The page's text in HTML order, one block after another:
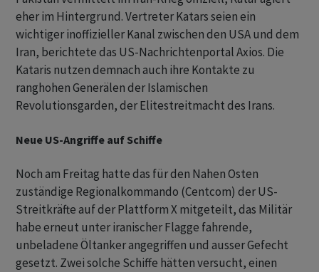
eher im Hintergrund. Vertreter Katars seien ein
wichtiger inoffizieller Kanal zwischen den USA und dem
Iran, berichtete das US-Nachrichtenportal Axios. Die
Kataris nutzen demnach auch ihre Kontakte zu
ranghohen Generälen der Islamischen
Revolutionsgarden, der Elitestreitmacht des Irans.
Neue US-Angriffe auf Schiffe
Noch am Freitag hatte das für den Nahen Osten
zuständige Regionalkommando (Centcom) der US-
Streitkräfte auf der Plattform X mitgeteilt, das Militär
habe erneut unter iranischer Flagge fahrende,
unbeladene Öltanker angegriffen und ausser Gefecht
gesetzt. Zwei solche Schiffe hätten versucht, einen